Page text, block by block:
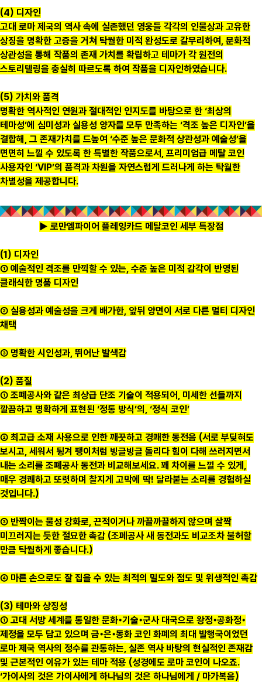
(4) 디자인
고대 로마 제국의 역사 속에 실존했던 영웅들 각각의 인물상과 고유한
상징을 명확한 고증을 거쳐 탁월한 미적 완성도로 갈무리하여, 문화적
상관성을 통해 작품의 존재 가치를 확립하고 테마가 각 원전의
스토리텔링을 충실히 따르도록 하여 작품을 디자인하였습니다.
(5) 가치와 품격
명확한 역사적인 연원과 절대적인 인지도를 바탕으로 한 ‘최상의
테마성’에 심미성과 실용성 양자를 모두 만족하는 ‘격조 높은 디자인’을
결합해, 그 존재가치를 드높여 ‘수준 높은 문화적 상관성과 예술성’을
면면히 느낄 수 있도록 한 특별한 작품으로서, 프리미엄급 메탈 코인
사용자인 ‘VIP’의 품격과 차원을 자연스럽게 드러나게 하는 탁월한
차별성을 제공합니다.
▶ 로만엠파이어 플레잉카드 메탈코인 세부 특장점
(1) 디자인
① 예술적인 격조를 만끽할 수 있는, 수준 높은 미적 감각이 반영된
클래식한 명품 디자인
② 실용성과 예술성을 크게 배가한, 앞뒤 양면이 서로 다른 멀티 디자인
채택
③ 명확한 시인성과, 뛰어난 발색감
(2) 품질
① 조폐공사와 같은 최상급 단조 기술이 적용되어, 미세한 선들까지
깔끔하고 명확하게 표현된 ‘정통 방식’의, ‘정식 코인’
② 최고급 소재 사용으로 인한 깨끗하고 경쾌한 동전음 (서로 부딪혀도
보시고, 세워서 튕겨 팽이처럼 빙글빙글 돌리다 힘이 다해 쓰러지면서
내는 소리를 조폐공사 동전과 비교해보세요. 꽤 차이를 느낄 수 있게,
매우 경쾌하고 또렷하며 찰지게 고막에 딱! 달라붙는 소리를 경험하실
것입니다.)
③ 반짝이는 물성 강화로, 끈적이거나 까끌까끌하지 않으며 살짝
미끄러지는 듯한 절묘한 촉감 (조폐공사 새 동전과도 비교조차 불허할
만큼 탁월하게 좋습니다.)
④ 마른 손으로도 잘 집을 수 있는 최적의 밀도와 점도 및 위생적인 촉감
(3) 테마와 상징성
① 고대 서방 세계를 통일한 문화•기술•군사 대국으로 왕정•공화정•
제정을 모두 담고 있으며 금•은•동화 코인 화폐의 최대 발행국이었던
로마 제국 역사의 정수를 관통하는, 실존 역사 바탕의 현실적인 존재감
및 근본적인 이유가 있는 테마 적용 (성경에도 로마 코인이 나오죠.
‘가이사의 것은 가이사에게 하나님의 것은 하나님에게 / 마가복음)